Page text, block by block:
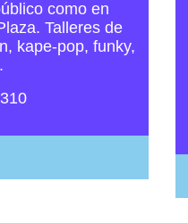
como en
Talleres de
kape-pop, funky,